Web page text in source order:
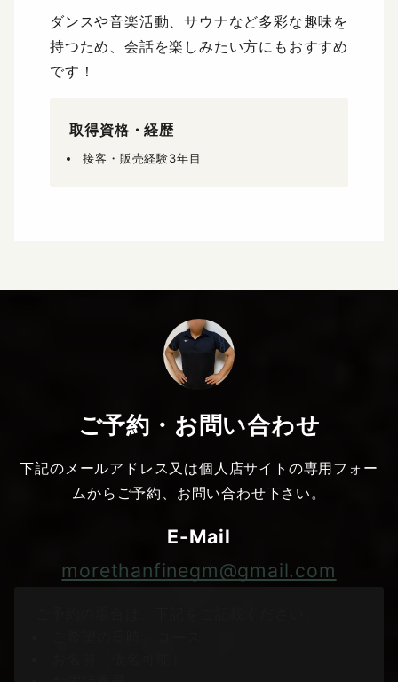
ダンスや音楽活動、サウナなど多彩な趣味を
持つため、会話を楽しみたい方にもおすすめ
です！
取得資格・経歴
接客・販売経験3年目
ご予約・お問い合わせ
下記のメールアドレス又は個人店サイトの専用フォー
ムからご予約、お問い合わせ下さい。
E-Mail
morethanfinegm@gmail.com